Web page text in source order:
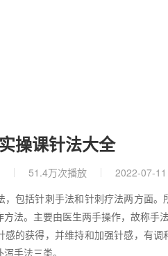
操课针法大全
51.4万次播放
2022-07-
，包括针刺手法和针刺疗法两方面
方法。主要由医生两手操作，故称手
感的获得，并维持和加强针感，有
手法三类。